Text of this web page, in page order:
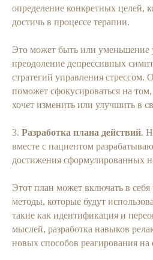
определение конкретных целей,
достичь в процессе терапии.
Это может быть или уменьшение
преодоление депрессивных
стратегий управления стрессом.
поможет сфокусироваться на
хочет изменить или улучшить в
3. Разработка плана действий.
вместе с пациентом
достижения сформулированных
Этот план может включать в себя
методы, которые будут
такие как идентификация и
мыслей, разработка навыков
новых способов реагирования на